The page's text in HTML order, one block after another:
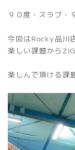
９０度・スラブ・
今回はRocky品川
楽しい課題から
楽しんで頂ける課